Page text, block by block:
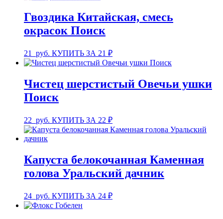
Гвоздика Китайская, смесь
окрасок Поиск
21 руб. КУПИТЬ ЗА 21 ₽
Чистец шерстистый Овечьи ушки
Поиск
22 руб. КУПИТЬ ЗА 22 ₽
Капуста белокочанная Каменная
голова Уральский дачник
24 руб. КУПИТЬ ЗА 24 ₽